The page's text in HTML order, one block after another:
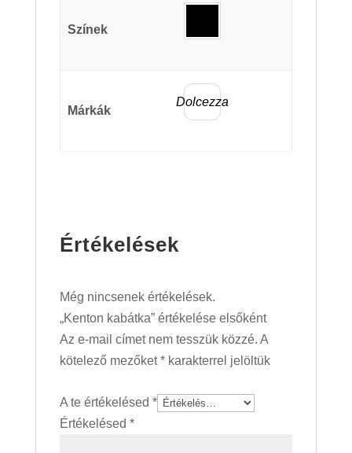
Színek
Márkák
Dolcezza
Értékelések
Még nincsenek értékelések.
„Kenton kabátka” értékelése elsőként
Az e-mail címet nem tesszük közzé. A
kötelező mezőket*karakterrel jelöltük
A te értékelésed *
Értékelésed *